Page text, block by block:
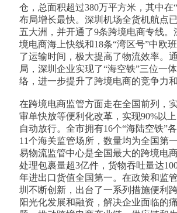
仓，总面积超过380万平方米，其中在
布局增长最快。深圳机场全货机航点
五大洲，并开通了9条跨境电商专线。
境电商海上快线和18条“湾区号”中欧
了运输时间，极大提高了物流效率。
局，深圳企业实现了“海空铁”三位一
络，进一步提升了跨境电商的竞争力
在跨境电商监管方面走在全国前列，
审单快放等便利化改革，实现90%以
自动放行。全市拥有16个“海陆空铁”
11个海关监管场所，数量均为全国第
易物流监管中心是全国最大的跨境电
处理包裹量超3亿件，货物吞吐量达
年进出口货值全国第一。在政策和监
圳不断创新，出台了一系列措施便利
阳光化发展和融资，解决企业面临的